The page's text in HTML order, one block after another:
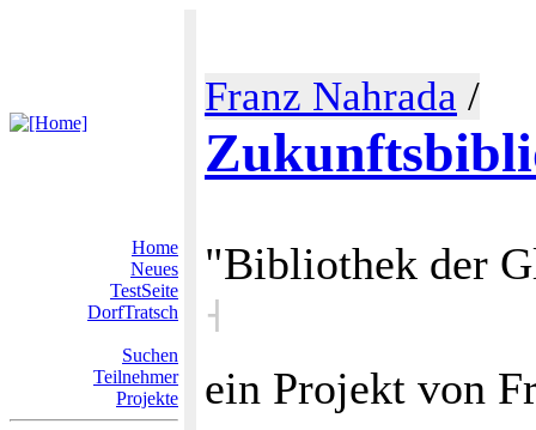
Franz Nahrada /
Home
Neues
TestSeite
DorfTratsch
Suchen
Teilnehmer
Projekte
"Bibliothek der
˧
ein Projekt von